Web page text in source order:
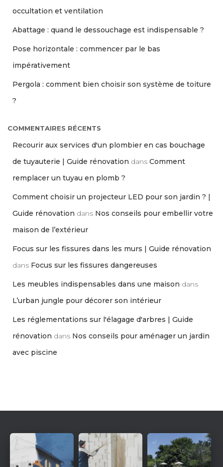
occultation et ventilation
Abattage : quand le dessouchage est indispensable ?
Pose horizontale : commencer par le bas
impérativement
Pergola : comment bien choisir son système de toiture
?
COMMENTAIRES RÉCENTS
Recourir aux services d'un plombier en cas bouchage
de tuyauterie | Guide rénovation dans Comment
remplacer un tuyau en plomb ?
Comment choisir un projecteur LED pour son jardin ? |
Guide rénovation dans Nos conseils pour embellir votre
maison de l’extérieur
Focus sur les fissures dans les murs | Guide rénovation
dans Focus sur les fissures dangereuses
Les meubles indispensables dans une maison dans
L’urban jungle pour décorer son intérieur
Les réglementations sur l'élagage d'arbres | Guide
rénovation dans Nos conseils pour aménager un jardin
avec piscine